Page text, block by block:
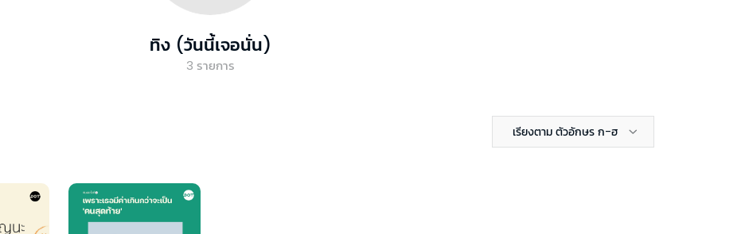
ทิง (วันนี้เจอนั่น)
3 รายการ
เรียงตาม ตัวอักษร ก-ฮ